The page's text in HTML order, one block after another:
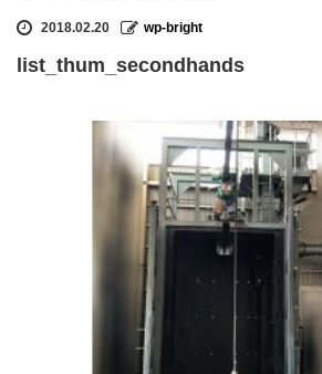
2018.02.20 wp-bright
list_thum_secondhands